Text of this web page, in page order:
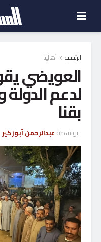
الرئيسية أهالينا
العويضي
لدعم الدولة
بقنا
بواسطة عبدالرحمن أبوزكير